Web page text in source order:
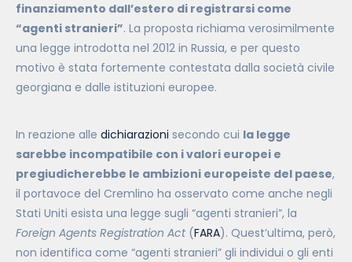
finanziamento dall’estero di registrarsi come
“agenti stranieri”. La proposta richiama verosimilmente
una legge introdotta nel 2012 in Russia, e per questo
motivo è stata fortemente contestata dalla società civile
georgiana e dalle istituzioni europee.
In reazione alle dichiarazioni secondo cui la legge
sarebbe incompatibile con i valori europei e
pregiudicherebbe le ambizioni europeiste del paese,
il portavoce del Cremlino ha osservato come anche negli
Stati Uniti esista una legge sugli “agenti stranieri”, la
Foreign Agents Registration Act(FARA). Quest’ultima, però,
non identifica come “agenti stranieri” gli individui o gli enti